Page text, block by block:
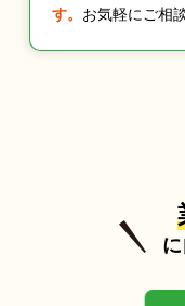
す。 お気軽にご相